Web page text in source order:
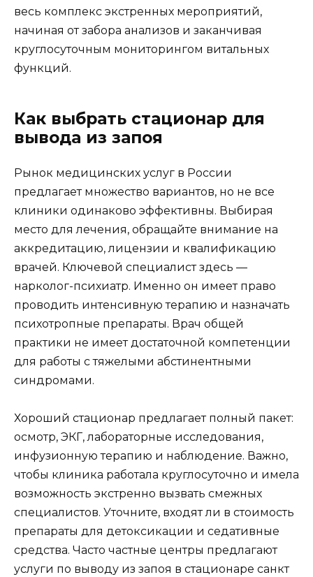
весь комплекс экстренных мероприятий,
начиная от забора анализов и заканчивая
круглосуточным мониторингом витальных
функций.
Как выбрать стационар для
вывода из запоя
Рынок медицинских услуг в России
предлагает множество вариантов, но не все
клиники одинаково эффективны. Выбирая
место для лечения, обращайте внимание на
аккредитацию, лицензии и квалификацию
врачей. Ключевой специалист здесь —
нарколог-психиатр. Именно он имеет право
проводить интенсивную терапию и назначать
психотропные препараты. Врач общей
практики не имеет достаточной компетенции
для работы с тяжелыми абстинентными
синдромами.
Хороший стационар предлагает полный пакет:
осмотр, ЭКГ, лабораторные исследования,
инфузионную терапию и наблюдение. Важно,
чтобы клиника работала круглосуточно и имела
возможность экстренно вызвать смежных
специалистов. Уточните, входят ли в стоимость
препараты для детоксикации и седативные
средства. Часто частные центры предлагают
услуги по выводу из запоя в стационаре санкт